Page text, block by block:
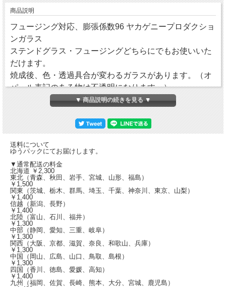
商品説明
フュージング対応、膨張係数96 ヤカゲニープロダクショ
ンガラス
ステンドグラス・フュージングどちらにでもお使いいた
だけます。
焼成後、色・透過具合が変わるガラスがあります。（オ
パール表記のある物は不透明になります。）
販売サイズは300ｘ300mm/300ｘ450mm/300ｘ
600mm/450ｘ600mm/600ｘ600mm/600ｘ900mmの各サ
イズにご対応できます。お気軽にお問い合わせくださ
い。
▼ 商品説明の続きを見る ▼
送料について
ゆうパックにてお届けします。
▼通常配送の料金
北海道 ￥2,300
東北（青森、秋田、岩手、宮城、山形、福島）
￥1,500
関東（茨城、栃木、群馬、埼玉、千葉、神奈川、東京、山梨）
￥1,400
信越（新潟、長野）
￥1,400
北陸（富山、石川、福井）
￥1,300
中部（静岡、愛知、三重、岐阜）
￥1,300
関西（大阪、京都、滋賀、奈良、和歌山、兵庫）
￥1,300
中国（岡山、広島、山口、鳥取、島根）
￥1,300
四国（香川、徳島、愛媛、高知）
￥1,400
九州（福岡、佐賀、長崎、熊本、大分、宮城、鹿児島）